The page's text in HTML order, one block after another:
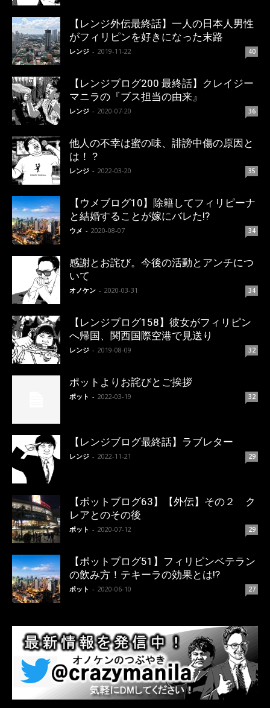
【レンジ外伝最終話】一人の日本人男性
がフィリピンを好きになった末路
レンジ - 2019-11-22 40
【レンジブログ200 最終話】クレイジー
マニラの『ブス担当の由来』
レンジ - 2020-07-20 36
他人の不幸は蜜の味、誹謗中傷の原因と
は！？
レンジ - 2022-03-20 35
【ウメブログ10】除籍してフィリピーナ
と結婚することが嫁にバレた!?
ウメ - 2020-08-07 34
感謝とお詫び。今後の活動とアンチにつ
いて
オノケン - 2020-03-31 34
【レンジブログ158】彼女がフィリピン
へ帰国、関西国際空港で見送り
レンジ - 2019-08-09 32
ポットよりお詫びとご挨拶
ポット - 2022-03-19 32
【レンジブログ最終話】ラブレター
レンジ - 2022-11-21 29
【ポットブログ63】【外伝】その２ ク
レアとのその後
ポット - 2020-07-12 29
【ポットブログ51】フィリピンベテラン
の飲み方！テキーラの効果とは!?
ポット - 2020-06-10 27